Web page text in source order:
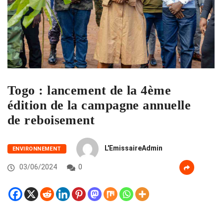
Togo : lancement de la 4ème
édition de la campagne annuelle
de reboisement
ENVIRONNEMENT L'EmissaireAdmin
03/06/2024 0